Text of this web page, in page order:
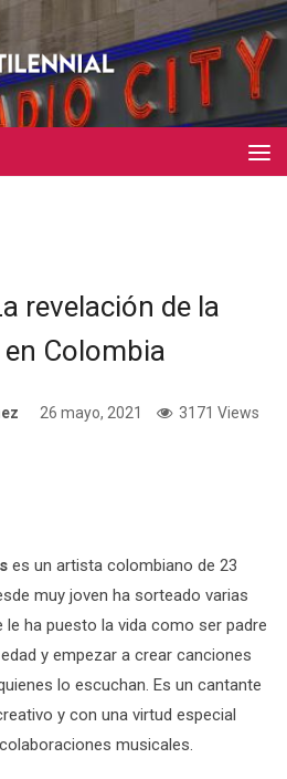
revelación de la
Colombia
26 mayo, 2021 3171 Views
es un artista colombiano de 23
muy joven ha sorteado varias
le ha puesto la vida como ser padre
y empezar a crear canciones
lo escuchan. Es un cantante
y con una virtud especial
musicales.